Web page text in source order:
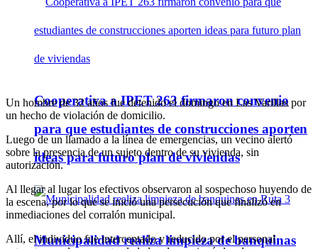
Cooperativa a IPET 263 firmaron convenio
para que estudiantes de construcciones aporten
ideas para futuro plan de viviendas
Municipalidad realiza limpieza de banquinas
Un hombre de 32 años fue detenido el domingo en Las Varillas por
un hecho de violación de domicilio.
Luego de un llamado a la línea de emergencias, un vecino alertó
sobre la presencia de un sujeto dentro de su vivienda, sin
autorización.
Al llegar al lugar los efectivos observaron al sospechoso huyendo de
la escena, por lo que se inició una persecución que finalizó en
inmediaciones del corralón municipal.
Allí, el individuo fue interceptado y reducido por el personal